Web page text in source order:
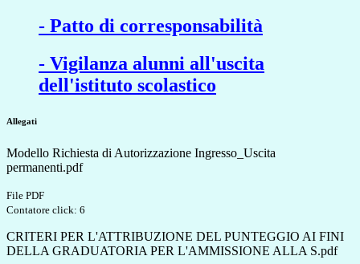
- Patto di corresponsabilità
- Vigilanza alunni all'uscita
dell'istituto scolastico
Allegati
Modello Richiesta di Autorizzazione Ingresso_Uscita
permanenti.pdf
File PDF
Contatore click: 6
CRITERI PER L'ATTRIBUZIONE DEL PUNTEGGIO AI FINI
DELLA GRADUATORIA PER L'AMMISSIONE ALLA S.pdf